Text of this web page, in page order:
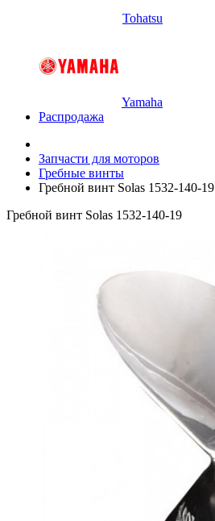
Tohatsu
Yamaha
Распродажа
Запчасти для моторов
Гребные винты
Гребной винт Solas 1532-140-19
Гребной винт Solas 1532-140-19